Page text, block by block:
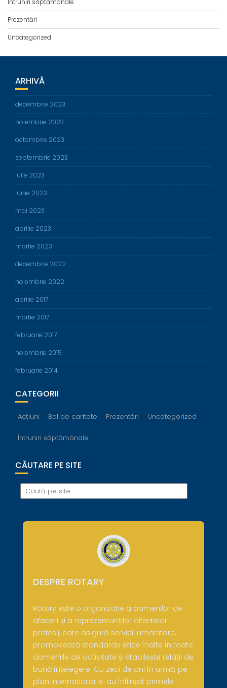
Întruniri săptămânale
Prezentări
Uncategorized
ARHIVĂ
decembrie 2023
noiembrie 2023
octombrie 2023
septembrie 2023
iulie 2023
iunie 2023
mai 2023
aprilie 2023
martie 2023
decembrie 2022
noiembrie 2022
aprilie 2017
martie 2017
februarie 2017
noiembrie 2015
februarie 2014
CATEGORII
Acțiuni Bal de caritate Prezentări Uncategorized
Întruniri săptămânale
CĂUTARE PE SITE
DESPRE ROTARY
Rotary este o organizație a oamenilor de
afaceri și a reprezentanților diferitelor
profesii, care asigură servicii umanitare,
promovează standarde etice înalte în toate
domeniile de activitate și stabilește relații de
bună înțelegere. Cu zeci de ani în urmă, pe
plan internațional s-au înființat primele